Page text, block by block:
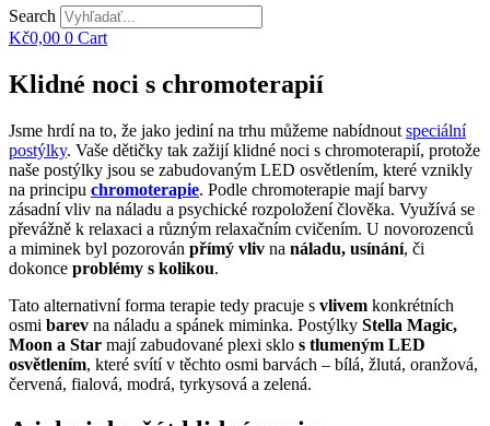
Search
Kč0,00 0 Cart
Klidné noci s chromoterapií
Jsme hrdí na to, že jako jediní na trhu můžeme nabídnout speciální
postýlky. Vaše dětičky tak zažijí klidné noci s chromoterapií, protože
naše postýlky jsou se zabudovaným LED osvětlením, které vznikly
na principu chromoterapie. Podle chromoterapie mají barvy
zásadní vliv na náladu a psychické rozpoložení člověka. Využívá se
převážně k relaxaci a různým relaxačním cvičením. U novorozenců
a miminek byl pozorován přímý vliv na náladu, usínání, či
dokonce problémy s kolikou.
Tato alternativní forma terapie tedy pracuje s vlivem konkrétních
osmi barev na náladu a spánek miminka. Postýlky Stella Magic,
Moon a Star mají zabudované plexi sklo s tlumeným LED
osvětlením, které svítí v těchto osmi barvách – bílá, žlutá, oranžová,
červená, fialová, modrá, tyrkysová a zelená.